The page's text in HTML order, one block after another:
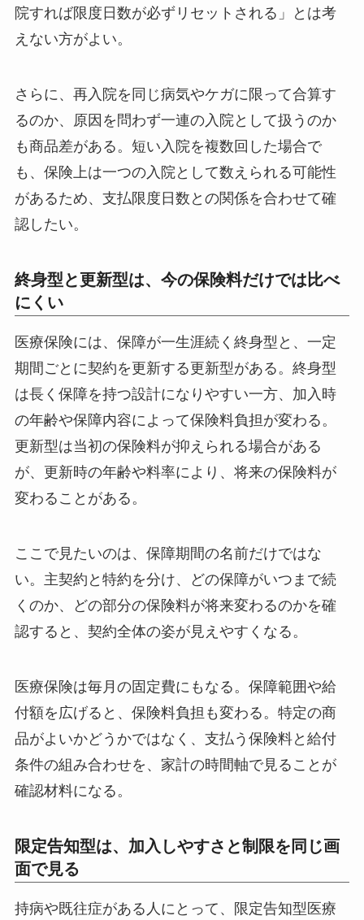
院すれば限度日数が必ずリセットされる」とは考
えない方がよい。
さらに、再入院を同じ病気やケガに限って合算す
るのか、原因を問わず一連の入院として扱うのか
も商品差がある。短い入院を複数回した場合で
も、保険上は一つの入院として数えられる可能性
があるため、支払限度日数との関係を合わせて確
認したい。
終身型と更新型は、今の保険料だけでは比べ
にくい
医療保険には、保障が一生涯続く終身型と、一定
期間ごとに契約を更新する更新型がある。終身型
は長く保障を持つ設計になりやすい一方、加入時
の年齢や保障内容によって保険料負担が変わる。
更新型は当初の保険料が抑えられる場合がある
が、更新時の年齢や料率により、将来の保険料が
変わることがある。
ここで見たいのは、保障期間の名前だけではな
い。主契約と特約を分け、どの保障がいつまで続
くのか、どの部分の保険料が将来変わるのかを確
認すると、契約全体の姿が見えやすくなる。
医療保険は毎月の固定費にもなる。保障範囲や給
付額を広げると、保険料負担も変わる。特定の商
品がよいかどうかではなく、支払う保険料と給付
条件の組み合わせを、家計の時間軸で見ることが
確認材料になる。
限定告知型は、加入しやすさと制限を同じ画
面で見る
持病や既往症がある人にとって、限定告知型医療